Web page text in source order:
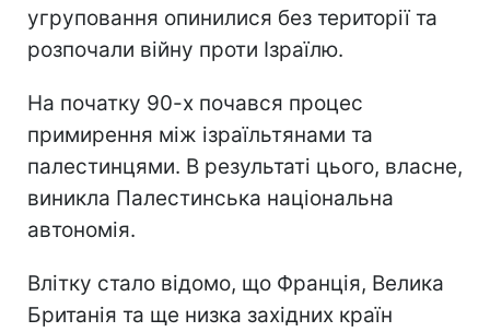
угруповання опинилися без території та
розпочали війну проти Ізраїлю.
На початку 90-х почався процес
примирення між ізраїльтянами та
палестинцями. В результаті цього, власне,
виникла Палестинська національна
автономія.
Влітку стало відомо, що Франція, Велика
Британія та ще низка західних країн